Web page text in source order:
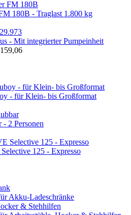
180B - Traglast 1.800 kg
- Mit integrierter Pumpeinheit
- für Klein- bis Großformat
2 Personen
125 - Expresso
Akku-Ladeschränke
& Stehhilfen